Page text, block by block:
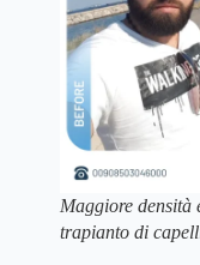
Maggiore densità
trapianto di